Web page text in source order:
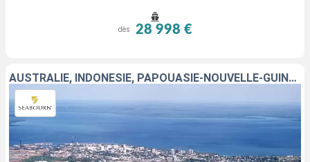
dès 28 998 €
AUSTRALIE, INDONÉSIE, PAPOUASIE-NOUVELLE-GUINÉE, ÎLES SALOMON, VANUATU, FIDJI (ÎLES), TONGA, SAMOA, ÎLES COOK, FRANCE